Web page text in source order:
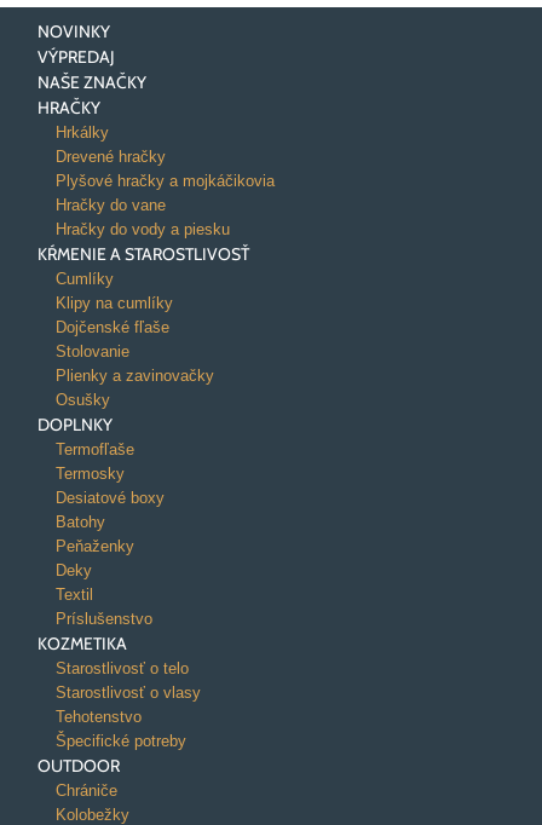
NOVINKY
VÝPREDAJ
NAŠE ZNAČKY
HRAČKY
Hrkálky
Drevené hračky
Plyšové hračky a mojkáčikovia
Hračky do vane
Hračky do vody a piesku
KŔMENIE A STAROSTLIVOSŤ
Cumlíky
Klipy na cumlíky
Dojčenské fľaše
Stolovanie
Plienky a zavinovačky
Osušky
DOPLNKY
Termofľaše
Termosky
Desiatové boxy
Batohy
Peňaženky
Deky
Textil
Príslušenstvo
KOZMETIKA
Starostlivosť o telo
Starostlivosť o vlasy
Tehotenstvo
Špecifické potreby
OUTDOOR
Chrániče
Kolobežky